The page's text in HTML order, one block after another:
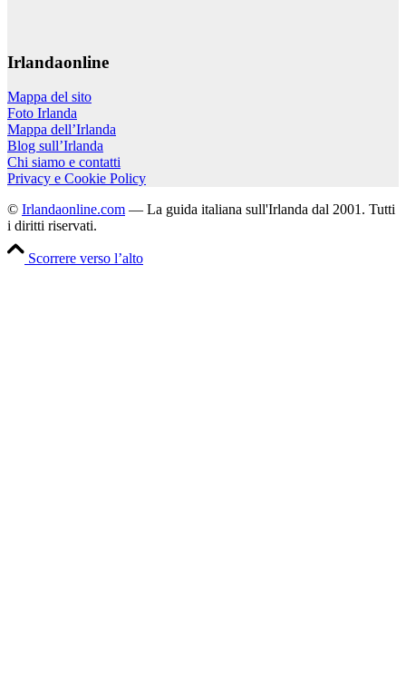
Irlandaonline
Mappa del sito
Foto Irlanda
Mappa dell’Irlanda
Blog sull’Irlanda
Chi siamo e contatti
Privacy e Cookie Policy
© Irlandaonline.com — La guida italiana sull'Irlanda dal 2001. Tutti
i diritti riservati.
Scorrere verso l’alto